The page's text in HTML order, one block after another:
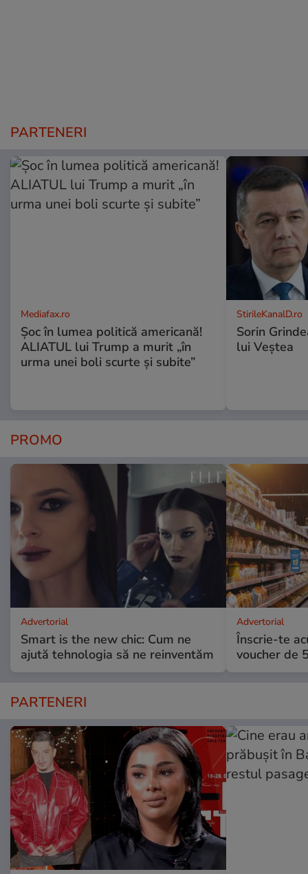
PARTENERI
Mediafax.ro
Șoc în lumea politică americană!
ALIATUL lui Trump a murit „în
urma unei boli scurte și subite”
StirileKanalD.ro
Sorin
lui Veștea
PROMO
Advertorial
Smart is the new chic: Cum ne
ajută tehnologia să ne reinventăm
Advertorial
Înscrie-te
voucher de
PARTENERI